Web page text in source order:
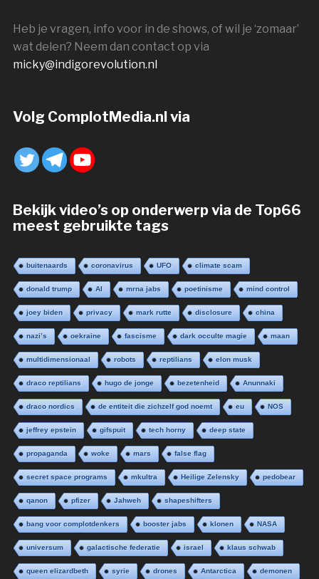
Heb je vragen, info voor in de shows, of wil je ‘zomaar’
wat delen? Neem dan contact op via
micky@indigorevolution.nl
Volg ComplotMedia.nl via
Bekijk video’s op onderwerp via de Top66
meest gebruikte tags
buitenaards coronavirus UFO climate scam
donald trump AI mrna jabs poetinisme mind control
joey biden privacy mark rutte disclosure china
nazi’s oekraine fascisme dark occulte magie maan
multidimensionaal robots reptilians elon musk
draco reptilians hugo de jonge bezetenheid Anunnaki
draco nordics de entiteit die zichzelf god noemt eu NOS
jeffrey epstein gifspuit tech horny deep state
propaganda woke mars false flag
secret space programs mkultra Heilige Zelensky pedobear
qanon pfizer Jahweh shapeshifters
bang voor complotdenkers booster jabs klonen NASA
universum galactische federatie israel klaus schwab
queen elizardbeth syrie drones Antarctica demonen